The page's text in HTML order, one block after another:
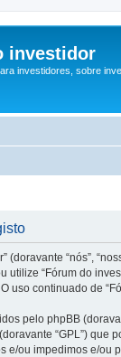
investidor
investidores, sobre
(doravante “nós”,
utilize “Fórum do
uso continuado de
pelo phpBB
“GPL”) que
e/ou impedimos e/ou